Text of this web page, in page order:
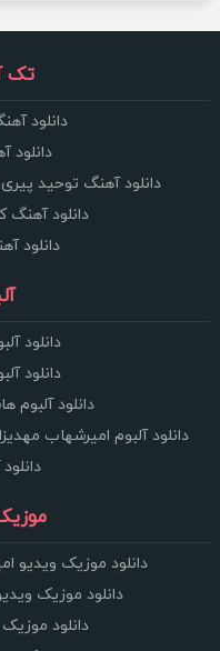
تک
دانلود
دانلود آهنگ توحید
دانلود
دانلود
دانلود
دانلود آلبوم
دانلود
دانلود آلبوم امیرشهاب
دانلود موزیک ویدیو
دانلود موزیک
دانلود